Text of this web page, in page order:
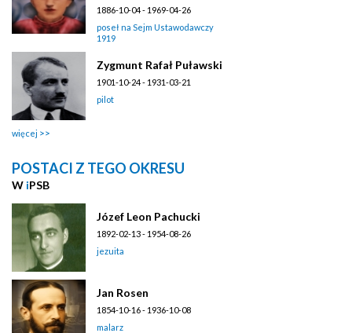
1886-10-04 - 1969-04-26
poseł na Sejm Ustawodawczy
1919
Zygmunt Rafał Puławski
1901-10-24 - 1931-03-21
pilot
więcej
POSTACI Z TEGO OKRESU
W iPSB
Józef Leon Pachucki
1892-02-13 - 1954-08-26
jezuita
Jan Rosen
1854-10-16 - 1936-10-08
malarz